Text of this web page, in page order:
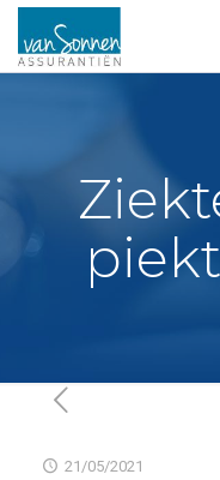
21/05/2021